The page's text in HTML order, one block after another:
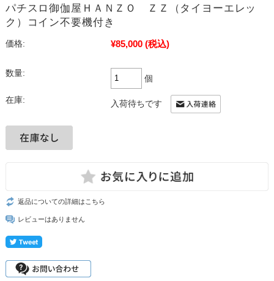
パチスロ御伽屋ＨＡＮＺＯ ＺＺ（タイヨーエレッ
ク）コイン不要機付き
価格: ¥85,000 (税込)
数量:
個
在庫: 入荷待ちです
返品についての詳細はこちら
レビューはありません